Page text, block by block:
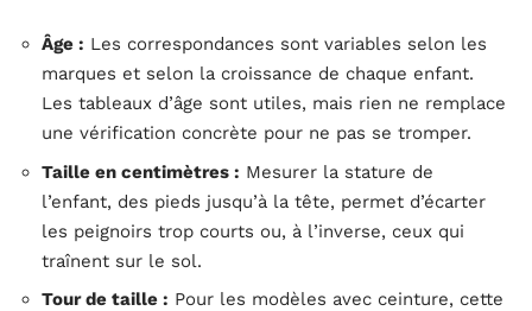
Âge : Les correspondances sont variables selon les
marques et selon la croissance de chaque enfant.
Les tableaux d’âge sont utiles, mais rien ne remplace
une vérification concrète pour ne pas se tromper.
Taille en centimètres : Mesurer la stature de
l’enfant, des pieds jusqu’à la tête, permet d’écarter
les peignoirs trop courts ou, à l’inverse, ceux qui
traînent sur le sol.
Tour de taille : Pour les modèles avec ceinture, cette